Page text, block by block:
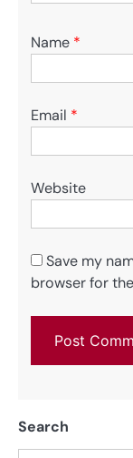
Name *
Email *
Website
Save my
browser for
Search